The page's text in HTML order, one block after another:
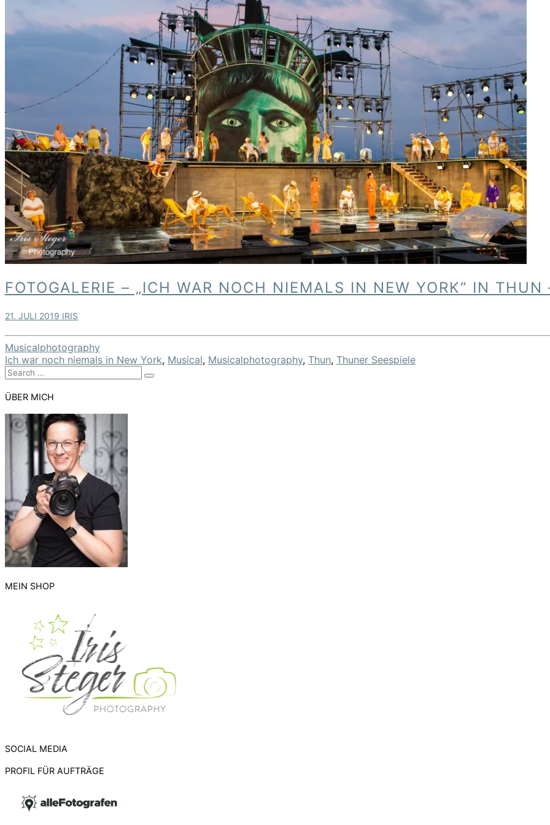
Fotogalerie
–
war
noch
niemals
in
New
York“
in
2019
FOTOGALERIE – „ICH WAR NOCH NIEMALS IN NEW YORK“ IN THUN
21. JULI 2019 IRIS
Musicalphotography
Ich war noch niemals in New York, Musical, Musicalphotography, Thun, Thuner Seespiele
Search
for:
Search
ÜBER MICH
MEIN SHOP
SOCIAL MEDIA
PROFIL FÜR AUFTRÄGE